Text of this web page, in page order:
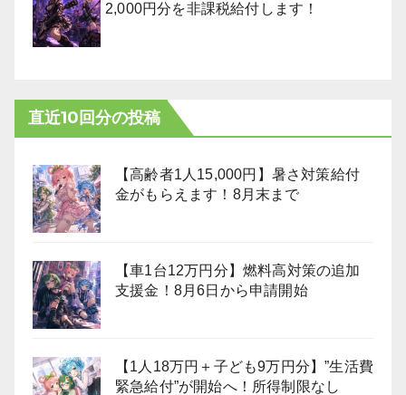
2,000円分を非課税給付します！
直近10回分の投稿
【高齢者1人15,000円】暑さ対策給付
金がもらえます！8月末まで
【車1台12万円分】燃料高対策の追加
支援金！8月6日から申請開始
【1人18万円＋子ども9万円分】”生活費
緊急給付”が開始へ！所得制限なし